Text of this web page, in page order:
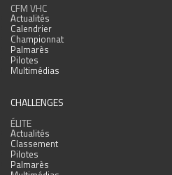
CFM VHC
Actualités
Calendrier
Championnat
Palmarès
Pilotes
Multimédias
CHALLENGES
ÉLITE
Actualités
Classement
Pilotes
Palmarès